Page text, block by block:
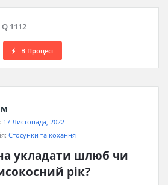
Q 1112
В Процесі
17 Листопада, 2022
Стосунки та кохання
укладати шлюб чи
рік?